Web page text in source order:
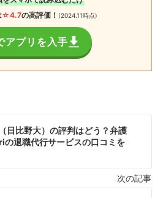
☆4.7の高評価！ (2024.11時点)
アプリを入手
日比野大）の評判はどう？弁護
退職代行サービスの口コミを